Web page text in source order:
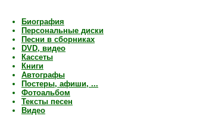
Биография
Персональные диски
Песни в сборниках
DVD, видео
Кассеты
Книги
Автографы
Постеры, афиши, ...
Фотоальбом
Тексты песен
Видео